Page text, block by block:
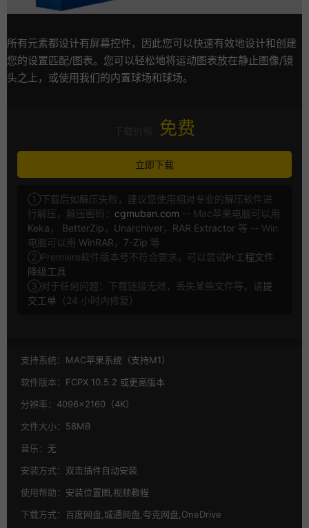
所有元素都设计有屏幕控件，因此您可以快速有效地设计和创建
您的设置匹配/图表。您可以轻松地将运动图表放在静止图像/镜
头之上，或使用我们的内置球场和球场。
免费
立即下载
①下载后如解压失败，建议您使用相对专业的解压软件进
行解压，解压密码： cgmuban.com -- Mac苹果电脑可以用
Keka ， BetterZip ， Unarchiver， RAR Extractor 等 -- Win
电脑可以用 WinRAR ， 7-Zip 等
②Premiere软件版本号不符合要求，可以尝试Pr工程文件
降级工具
③对于任何问题：下载链接无效，丢失某些文件等，请提
交工单 （24 小时内修复）
支持系统： MAC苹果系统（支持M1）
软件版本： FCPX 10.5.2 或更高版本
分辨率： 4096×2160（4K）
文件大小： 58MB
音乐： 无
安装方式： 双击插件自动安装
使用帮助： 安装位置图,视频教程
下载方式： 百度网盘,城通网盘,夸克网盘,OneDrive